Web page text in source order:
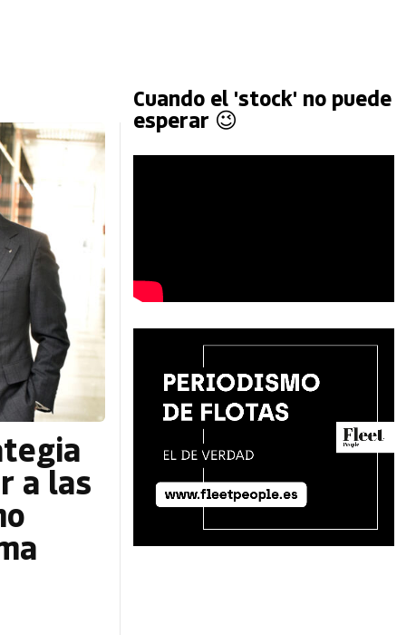
a las
Cuando el 'stock' no puede
esperar 😉